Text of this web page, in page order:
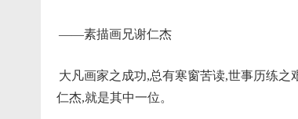
——素描画兄谢仁杰
大凡画家之成功,总有寒窗苦读,世事历练
仁杰,就是其中一位。